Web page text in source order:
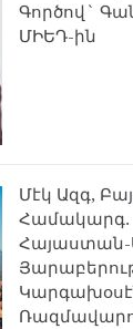
Գործով`
ՄԻԵԴ-ին
Մէկ Ազգ,
Համակարգ.
Հայաստան-